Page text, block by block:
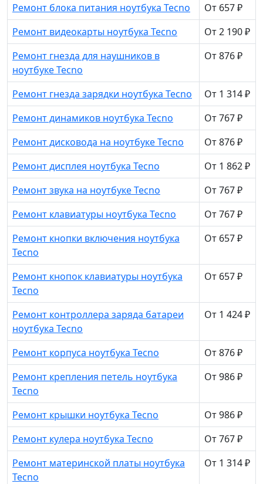
Ремонт блока питания ноутбука Tecno
От 657 ₽
Ремонт видеокарты ноутбука Tecno
От 2 190 ₽
Ремонт гнезда для наушников в
ноутбуке Tecno
От 876 ₽
Ремонт гнезда зарядки ноутбука Tecno
От 1 314 ₽
Ремонт динамиков ноутбука Tecno
От 767 ₽
Ремонт дисковода на ноутбуке Tecno
От 876 ₽
Ремонт дисплея ноутбука Tecno
От 1 862 ₽
Ремонт звука на ноутбуке Tecno
От 767 ₽
Ремонт клавиатуры ноутбука Tecno
От 767 ₽
Ремонт кнопки включения ноутбука
Tecno
От 657 ₽
Ремонт кнопок клавиатуры ноутбука
Tecno
От 657 ₽
Ремонт контроллера заряда батареи
ноутбука Tecno
От 1 424 ₽
Ремонт корпуса ноутбука Tecno
От 876 ₽
Ремонт крепления петель ноутбука
Tecno
От 986 ₽
Ремонт крышки ноутбука Tecno
От 986 ₽
Ремонт кулера ноутбука Tecno
От 767 ₽
Ремонт материнской платы ноутбука
Tecno
От 1 314 ₽